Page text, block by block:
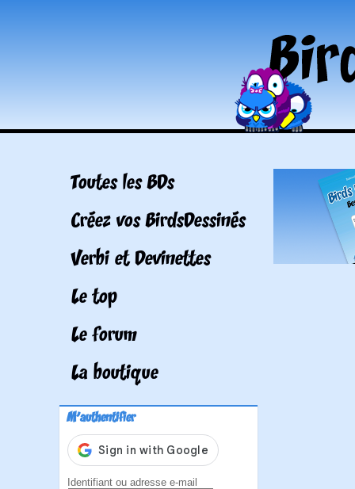
Toutes les BDs
Créez vos BirdsDessinés
Verbi et Devinettes
Le top
Le forum
La boutique
M'authentifier
Identifiant ou adresse e-mail